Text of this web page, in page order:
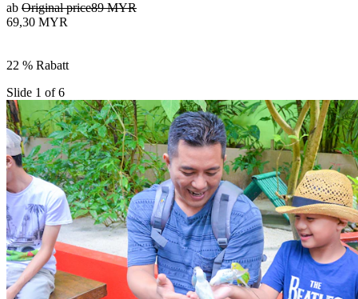
ab Original price89 MYR
69,30 MYR
22 % Rabatt
Slide 1 of 6